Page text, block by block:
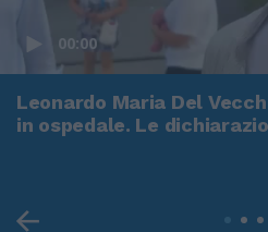
00:00
Leonardo Maria Del
in ospedale. Le